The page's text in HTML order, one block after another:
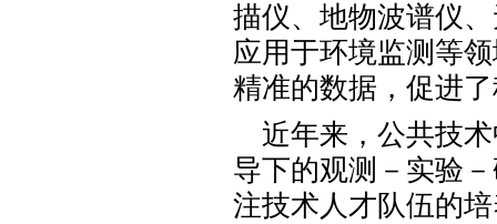
描仪、地物波谱仪
应用于环境监测等
精准的数据，促进
近年来，公共技术
导下的观测－实验
注技术人才队伍的